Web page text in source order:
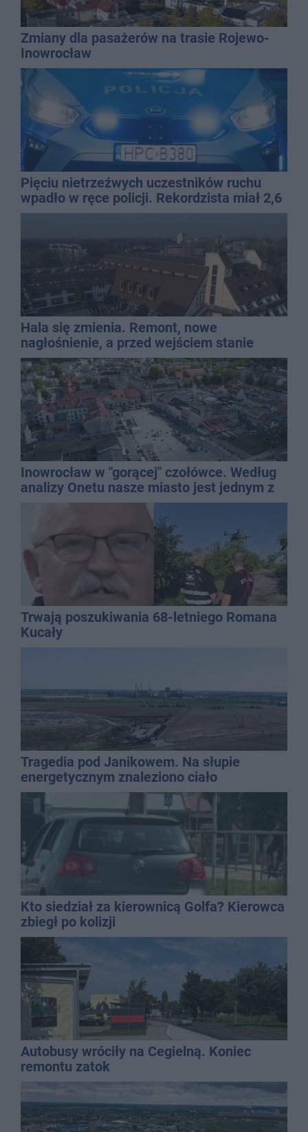
Zmiany dla pasażerów na trasie Rojewo-
Inowrocław
Pięciu nietrzeźwych uczestników ruchu
wpadło w ręce policji. Rekordzista miał 2,6
promila
Hala się zmienia. Remont, nowe
nagłośnienie, a przed wejściem stanie
QEMETICA ARENA
Inowrocław w "gorącej" czołówce. Według
analizy Onetu nasze miasto jest jednym z
najbardziej narażonych na upały
Trwają poszukiwania 68-letniego Romana
Kucały
Tragedia pod Janikowem. Na słupie
energetycznym znaleziono ciało
mężczyzny
Kto siedział za kierownicą Golfa? Kierowca
zbiegł po kolizji
Autobusy wróciły na Cegielną. Koniec
remontu zatok